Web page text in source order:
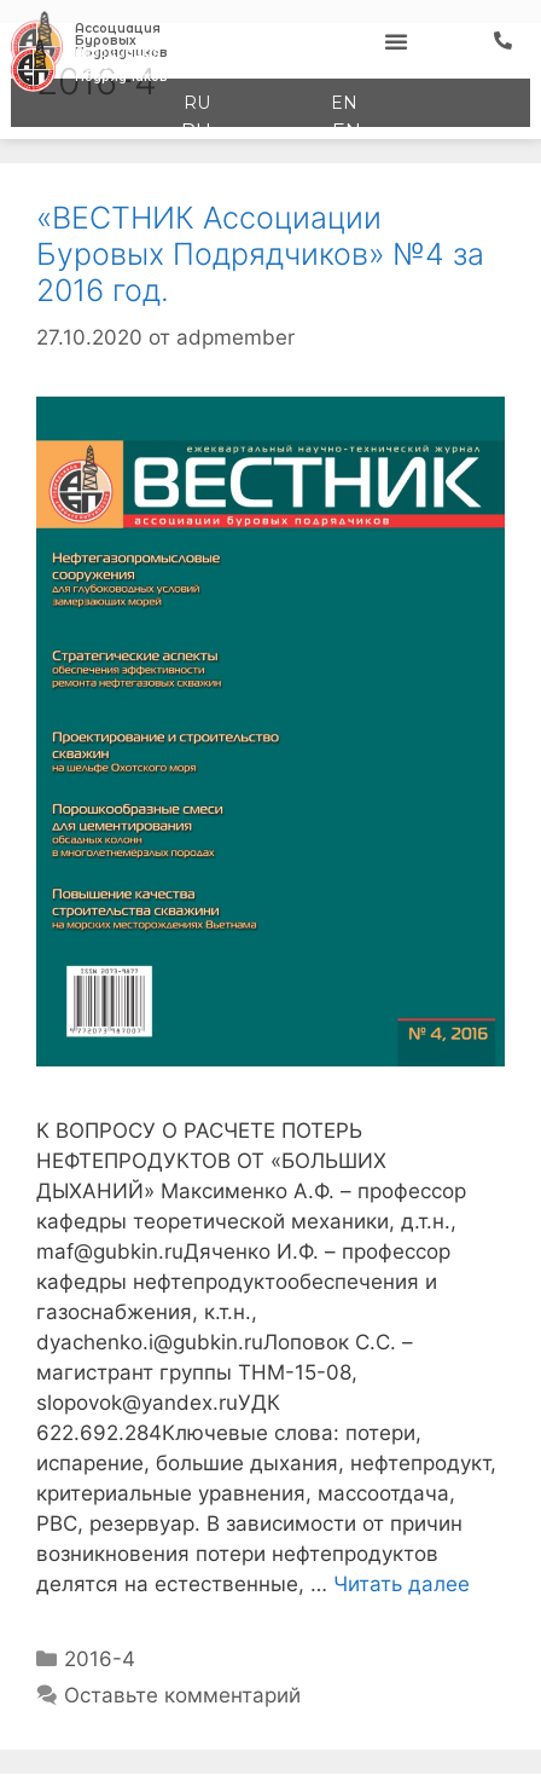
Ассоциация
Буровых
Подрядчиков
RU EN
Ассоциация
Буровых
Подрядчиков
RU EN
2016-4
«ВЕСТНИК Ассоциации
Буровых Подрядчиков» №4 за
2016 год.
27.10.2020 от adpmember
К ВОПРОСУ О РАСЧЕТЕ ПОТЕРЬ
НЕФТЕПРОДУКТОВ ОТ «БОЛЬШИХ
ДЫХАНИЙ» Максименко А.Ф. – профессор
кафедры теоретической механики, д.т.н.,
maf@gubkin.ruДяченко И.Ф. – профессор
кафедры нефтепродуктообеспечения и
газоснабжения, к.т.н.,
dyachenko.i@gubkin.ruЛоповок С.С. –
магистрант группы ТНМ-15-08,
slopovok@yandex.ruУДК
622.692.284Ключевые слова: потери,
испарение, большие дыхания, нефтепродукт,
критериальные уравнения, массоотдача,
РВС, резервуар. В зависимости от причин
возникновения потери нефтепродуктов
делятся на естественные, … Читать далее
2016-4
Оставьте комментарий